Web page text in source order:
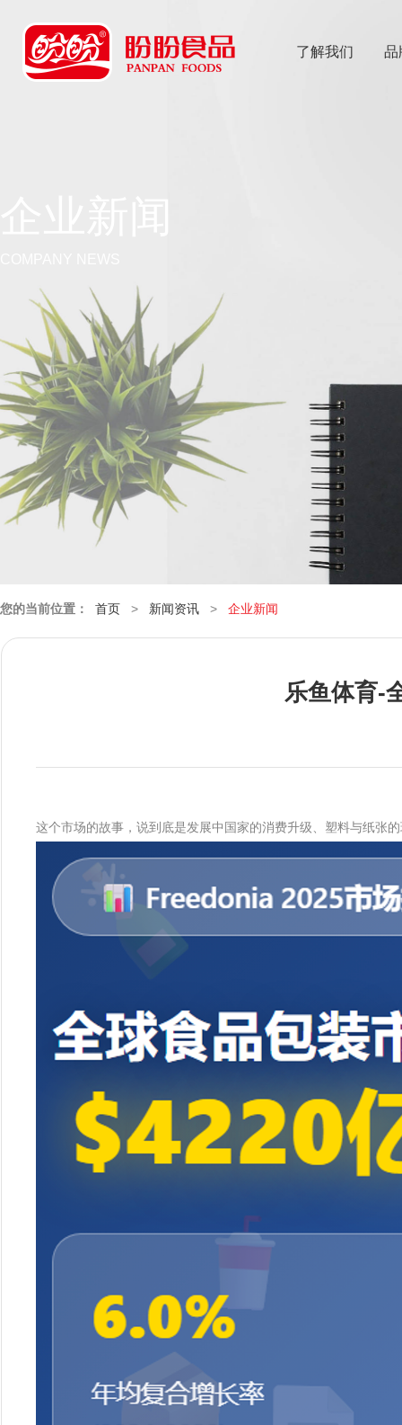
了解我们 品
您的当前位置： 首页 > 新闻资讯 > 企业新闻
乐鱼体育-
这个市场的故事，说到底是发展中国家的消费升级、塑料与纸张